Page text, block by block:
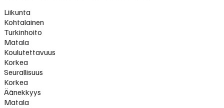
Liikunta
Kohtalainen
Turkinhoito
Matala
Koulutettavuus
Korkea
Seurallisuus
Korkea
Äänekkyys
Matala